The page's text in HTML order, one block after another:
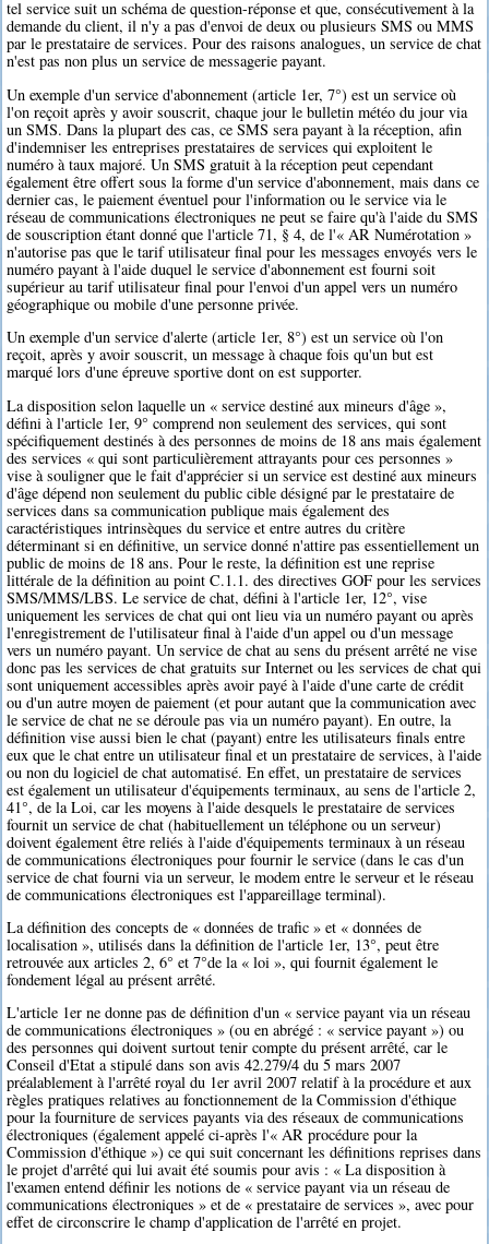
tel service suit un schéma de question-réponse et que, consécutivement à la
demande du client, il n'y a pas d'envoi de deux ou plusieurs SMS ou MMS
par le prestataire de services. Pour des raisons analogues, un service de chat
n'est pas non plus un service de messagerie payant.
Un exemple d'un service d'abonnement (article 1er, 7°) est un service où
l'on reçoit après y avoir souscrit, chaque jour le bulletin météo du jour via
un SMS. Dans la plupart des cas, ce SMS sera payant à la réception, afin
d'indemniser les entreprises prestataires de services qui exploitent le
numéro à taux majoré. Un SMS gratuit à la réception peut cependant
également être offert sous la forme d'un service d'abonnement, mais dans ce
dernier cas, le paiement éventuel pour l'information ou le service via le
réseau de communications électroniques ne peut se faire qu'à l'aide du SMS
de souscription étant donné que l'article 71, § 4, de l'« AR Numérotation »
n'autorise pas que le tarif utilisateur final pour les messages envoyés vers le
numéro payant à l'aide duquel le service d'abonnement est fourni soit
supérieur au tarif utilisateur final pour l'envoi d'un appel vers un numéro
géographique ou mobile d'une personne privée.
Un exemple d'un service d'alerte (article 1er, 8°) est un service où l'on
reçoit, après y avoir souscrit, un message à chaque fois qu'un but est
marqué lors d'une épreuve sportive dont on est supporter.
La disposition selon laquelle un « service destiné aux mineurs d'âge »,
défini à l'article 1er, 9° comprend non seulement des services, qui sont
spécifiquement destinés à des personnes de moins de 18 ans mais également
des services « qui sont particulièrement attrayants pour ces personnes »
vise à souligner que le fait d'apprécier si un service est destiné aux mineurs
d'âge dépend non seulement du public cible désigné par le prestataire de
services dans sa communication publique mais également des
caractéristiques intrinsèques du service et entre autres du critère
déterminant si en définitive, un service donné n'attire pas essentiellement un
public de moins de 18 ans. Pour le reste, la définition est une reprise
littérale de la définition au point C.1.1. des directives GOF pour les services
SMS/MMS/LBS. Le service de chat, défini à l'article 1er, 12°, vise
uniquement les services de chat qui ont lieu via un numéro payant ou après
l'enregistrement de l'utilisateur final à l'aide d'un appel ou d'un message
vers un numéro payant. Un service de chat au sens du présent arrêté ne vise
donc pas les services de chat gratuits sur Internet ou les services de chat qui
sont uniquement accessibles après avoir payé à l'aide d'une carte de crédit
ou d'un autre moyen de paiement (et pour autant que la communication avec
le service de chat ne se déroule pas via un numéro payant). En outre, la
définition vise aussi bien le chat (payant) entre les utilisateurs finals entre
eux que le chat entre un utilisateur final et un prestataire de services, à l'aide
ou non du logiciel de chat automatisé. En effet, un prestataire de services
est également un utilisateur d'équipements terminaux, au sens de l'article 2,
41°, de la Loi, car les moyens à l'aide desquels le prestataire de services
fournit un service de chat (habituellement un téléphone ou un serveur)
doivent également être reliés à l'aide d'équipements terminaux à un réseau
de communications électroniques pour fournir le service (dans le cas d'un
service de chat fourni via un serveur, le modem entre le serveur et le réseau
de communications électroniques est l'appareillage terminal).
La définition des concepts de « données de trafic » et « données de
localisation », utilisés dans la définition de l'article 1er, 13°, peut être
retrouvée aux articles 2, 6° et 7°de la « loi », qui fournit également le
fondement légal au présent arrêté.
L'article 1er ne donne pas de définition d'un « service payant via un réseau
de communications électroniques » (ou en abrégé : « service payant ») ou
des personnes qui doivent surtout tenir compte du présent arrêté, car le
Conseil d'Etat a stipulé dans son avis 42.279/4 du 5 mars 2007
préalablement à l'arrêté royal du 1er avril 2007 relatif à la procédure et aux
règles pratiques relatives au fonctionnement de la Commission d'éthique
pour la fourniture de services payants via des réseaux de communications
électroniques (également appelé ci-après l'« AR procédure pour la
Commission d'éthique ») ce qui suit concernant les définitions reprises dans
le projet d'arrêté qui lui avait été soumis pour avis : « La disposition à
l'examen entend définir les notions de « service payant via un réseau de
communications électroniques » et de « prestataire de services », avec pour
effet de circonscrire le champ d'application de l'arrêté en projet.